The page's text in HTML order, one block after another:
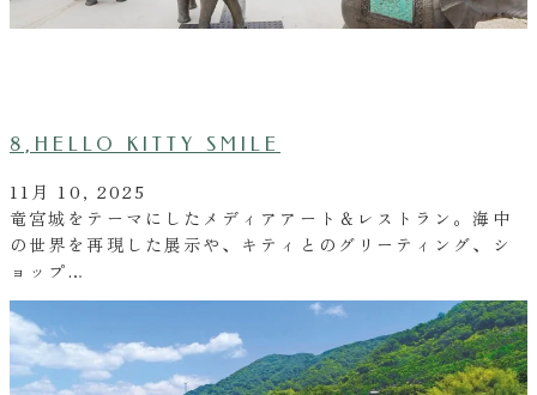
8,HELLO KITTY SMILE
11月 10, 2025
竜宮城をテーマにしたメディアアート＆レストラン。海中
の世界を再現した展示や、キティとのグリーティング、シ
ョップ…